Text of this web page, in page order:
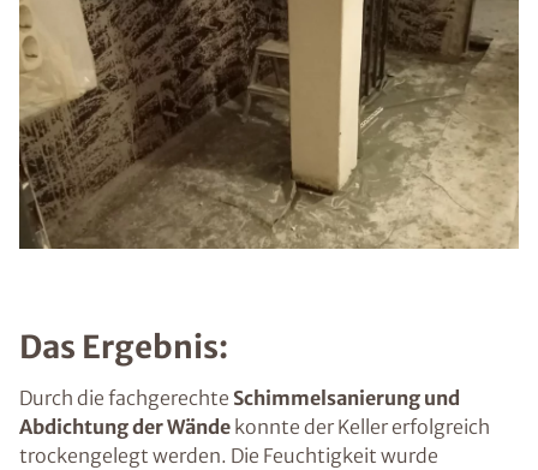
Das Ergebnis:
Durch die fachgerechte Schimmelsanierung und
Abdichtung der Wände konnte der Keller erfolgreich
trockengelegt werden. Die Feuchtigkeit wurde